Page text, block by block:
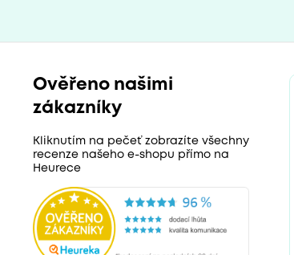
Ověřeno našimi
zákazníky
Kliknutím na pečeť zobrazíte všechny
recenze našeho e-shopu přímo na
Heurece